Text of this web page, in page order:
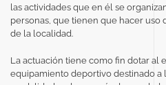
las actividades que en él se
personas, que tienen que hacer uso
de la localidad.
La actuación tiene como fin dotar al
equipamiento deportivo destinado a